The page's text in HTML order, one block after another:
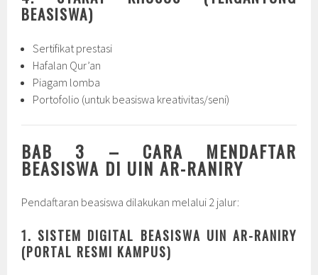
BEASISWA)
Sertifikat prestasi
Hafalan Qur’an
Piagam lomba
Portofolio (untuk beasiswa kreativitas/seni)
BAB 3 – CARA MENDAFTAR
BEASISWA DI UIN AR-RANIRY
Pendaftaran beasiswa dilakukan melalui 2 jalur:
1. SISTEM DIGITAL BEASISWA UIN AR-RANIRY
(PORTAL RESMI KAMPUS)